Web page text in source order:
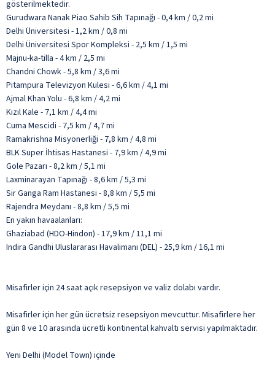
gösterilmektedir.
Gurudwara Nanak Piao Sahib Sih Tapınağı - 0,4 km / 0,2 mi
Delhi Üniversitesi - 1,2 km / 0,8 mi
Delhi Üniversitesi Spor Kompleksi - 2,5 km / 1,5 mi
Majnu-ka-tilla - 4 km / 2,5 mi
Chandni Chowk - 5,8 km / 3,6 mi
Pitampura Televizyon Kulesi - 6,6 km / 4,1 mi
Ajmal Khan Yolu - 6,8 km / 4,2 mi
Kızıl Kale - 7,1 km / 4,4 mi
Cuma Mescidi - 7,5 km / 4,7 mi
Ramakrishna Misyonerliği - 7,8 km / 4,8 mi
BLK Super İhtisas Hastanesi - 7,9 km / 4,9 mi
Gole Pazarı - 8,2 km / 5,1 mi
Laxminarayan Tapınağı - 8,6 km / 5,3 mi
Sir Ganga Ram Hastanesi - 8,8 km / 5,5 mi
Rajendra Meydanı - 8,8 km / 5,5 mi
En yakın havaalanları:
Ghaziabad (HDO-Hindon) - 17,9 km / 11,1 mi
Indira Gandhi Uluslararası Havalimanı (DEL) - 25,9 km / 16,1 mi
Misafirler için 24 saat açık resepsiyon ve valiz dolabı vardır.
Misafirler için her gün ücretsiz resepsiyon mevcuttur. Misafirlere her
gün 8 ve 10 arasında ücretli kontinental kahvaltı servisi yapılmaktadır.
Yeni Delhi (Model Town) içinde